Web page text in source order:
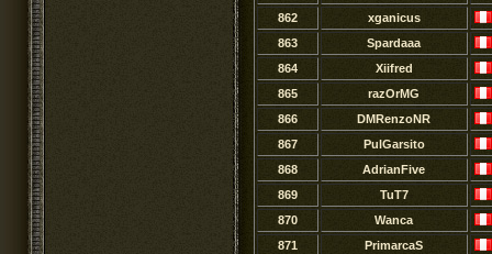
862
xganicus
863
Spardaaa
864
Xiifred
865
razOrMG
866
DMRenzoNR
867
PulGarsito
868
AdrianFive
869
TuT7
870
Wanca
871
PrimarcaS